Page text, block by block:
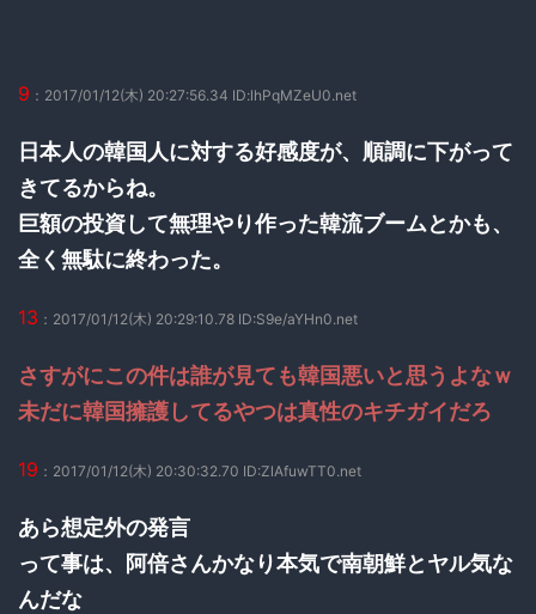
9 ：2017/01/12(木) 20:27:56.34 ID:lhPqMZeU0.net
日本人の韓国人に対する好感度が、順調に下がって
きてるからね。
巨額の投資して無理やり作った韓流ブームとかも、
全く無駄に終わった。
13 ：2017/01/12(木) 20:29:10.78 ID:S9e/aYHn0.net
さすがにこの件は誰が見ても韓国悪いと思うよなｗ
未だに韓国擁護してるやつは真性のキチガイだろ
19 ：2017/01/12(木) 20:30:32.70 ID:ZlAfuwTT0.net
あら想定外の発言
って事は、阿倍さんかなり本気で南朝鮮とヤル気な
んだな